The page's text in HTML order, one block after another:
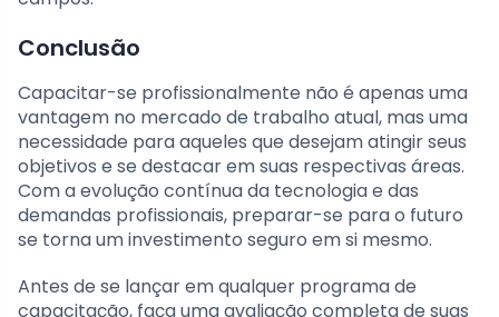
Conclusão
Capacitar-se profissionalmente não é apenas uma
vantagem no mercado de trabalho atual, mas uma
necessidade para aqueles que desejam atingir seus
objetivos e se destacar em suas respectivas áreas.
Com a evolução contínua da tecnologia e das
demandas profissionais, preparar-se para o futuro
se torna um investimento seguro em si mesmo.
Antes de se lançar em qualquer programa de
capacitação, faça uma avaliação completa de suas